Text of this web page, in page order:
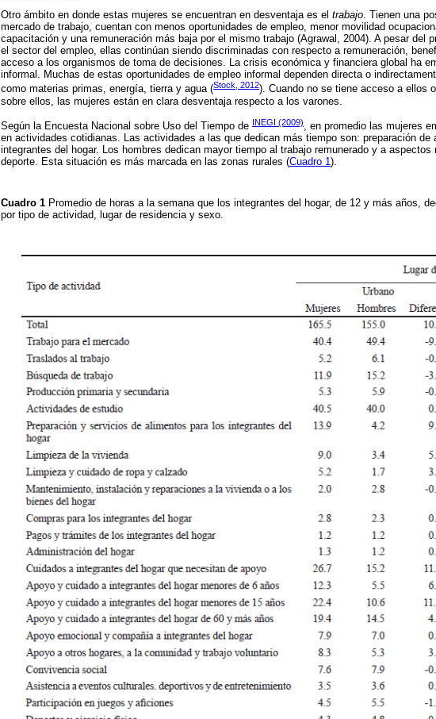
Otro ámbito en donde estas mujeres se encuentran en desventaja es el trabajo. Tienen una
mercado de trabajo, cuentan con menos oportunidades de empleo, menor movilidad
capacitación y una remuneración más baja por el mismo trabajo (Agrawal, 2004). A pesar del
el sector del empleo, ellas continúan siendo discriminadas con respecto a remuneración,
acceso a los organismos de toma de decisiones. La crisis económica y financiera global ha
informal. Muchas de estas oportunidades de empleo informal dependen directa o
como materias primas, energía, tierra y agua (Stock, 2012). Cuando no se tiene acceso a ellos
sobre ellos, las mujeres están en clara desventaja respecto a los varones.
Según la Encuesta Nacional sobre Uso del Tiempo de INEGI (2009), en promedio las mujeres
en actividades cotidianas. Las actividades a las que dedican más tiempo son: preparación
integrantes del hogar. Los hombres dedican mayor tiempo al trabajo remunerado y a
deporte. Esta situación es más marcada en las zonas rurales (Cuadro 1).
Cuadro 1 Promedio de horas a la semana que los integrantes del hogar, de 12 y más años,
por tipo de actividad, lugar de residencia y sexo.